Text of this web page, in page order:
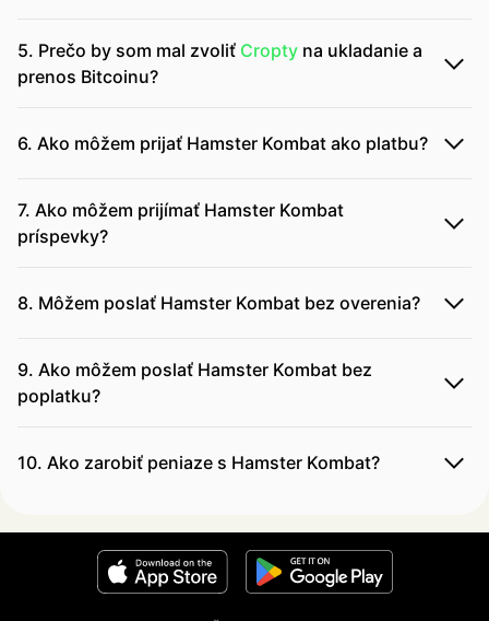
5. Prečo by som mal zvoliť Cropty na ukladanie a
prenos Bitcoinu?
6. Ako môžem prijať Hamster Kombat ako platbu?
7. Ako môžem prijímať Hamster Kombat
príspevky?
8. Môžem poslať Hamster Kombat bez overenia?
9. Ako môžem poslať Hamster Kombat bez
poplatku?
10. Ako zarobiť peniaze s Hamster Kombat?